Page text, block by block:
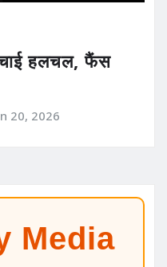
हलचल, फैंस
20, 2026
Media